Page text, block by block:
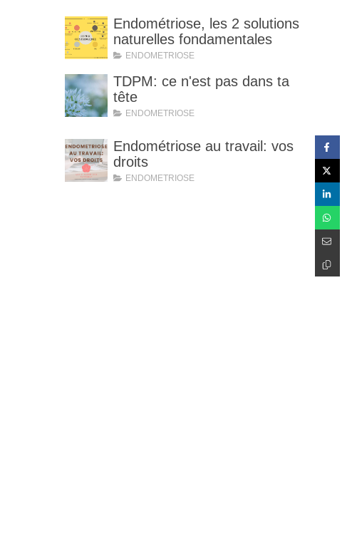
Endométriose, les 2 solutions
naturelles fondamentales
ENDOMETRIOSE
TDPM: ce n'est pas dans ta
tête
ENDOMETRIOSE
Endométriose au travail: vos
droits
ENDOMETRIOSE